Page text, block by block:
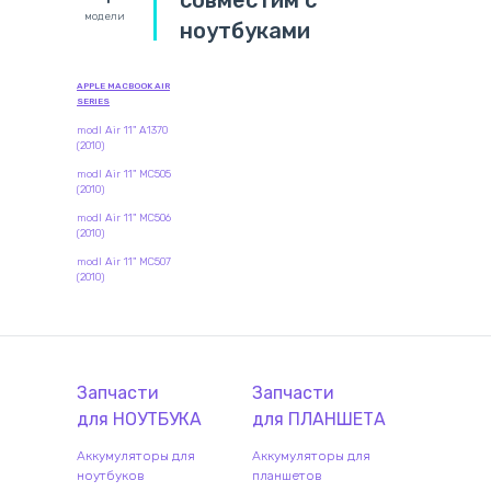
модели
ноутбуками
APPLE MACBOOK AIR
SERIES
modl Air 11" A1370
(2010)
modl Air 11" MC505
(2010)
modl Air 11" MC506
(2010)
modl Air 11" MC507
(2010)
Запчасти
для НОУТБУКА
Аккумуляторы для
ноутбуков
Запчасти
для ПЛАНШЕТА
Аккумуляторы для
планшетов